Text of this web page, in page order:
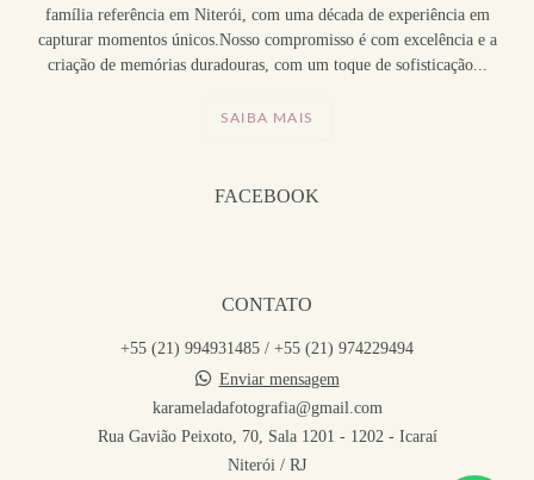
família referência em Niterói, com uma década de experiência em
capturar momentos únicos.Nosso compromisso é com excelência e a
criação de memórias duradouras, com um toque de sofisticação...
SAIBA MAIS
FACEBOOK
CONTATO
+55 (21) 994931485 / +55 (21) 974229494
Enviar mensagem
karameladafotografia@gmail.com
Rua Gavião Peixoto, 70, Sala 1201 - 1202 - Icaraí
Niterói / RJ